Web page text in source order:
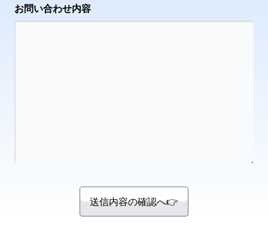
お問い合わせ内容
送信内容の確認へ👉